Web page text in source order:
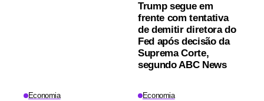
Trump segue em
frente com tentativa
de demitir diretora do
Fed após decisão da
Suprema Corte,
segundo ABC News
Economia Economia